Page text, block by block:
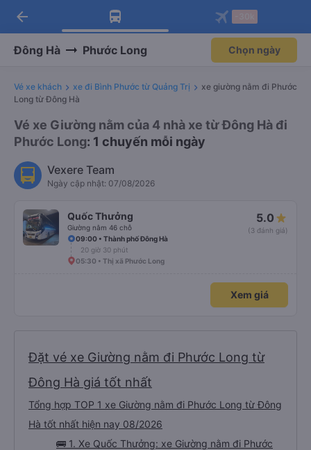
Tải app Vexere ngay!
Nhận ưu đãi thành viên độc
Mở app
Tải app Vexere
-30k/ghế khi đặt vé máy bay qua
Mở app
arrow_back
Đông Hà Phước Long Chọn ngày
Vé xe khách xe đi Bình Phước từ Quảng Trị
xe giường nằm đi Phước
Long từ Đông Hà
Vé xe Giường nằm của 4 nhà xe từ Đông Hà đi
Phước Long: 1 chuyến mỗi ngày
Vexere Team
Ngày cập nhật: 07/08/2026
Quốc Thưởng
Giường nằm 46 chỗ
5.0
(3 đánh giá)
09:00 • Thành phố Đông Hà
20 giờ 30 phút
05:30 • Thị xã Phước Long
Xem giá
Đặt vé xe Giường nằm đi Phước Long từ
Đông Hà giá tốt nhất
Tổng hợp TOP 1 xe Giường nằm đi Phước Long từ Đông
Hà tốt nhất hiện nay 08/2026
🚌 1. Xe Quốc Thưởng: xe Giường nằm đi Phước